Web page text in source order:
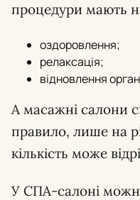
процедури мають
оздоровлення;
релаксація;
відновлення
А масажні салони
правило, лише на
кількість може
У СПА-салоні